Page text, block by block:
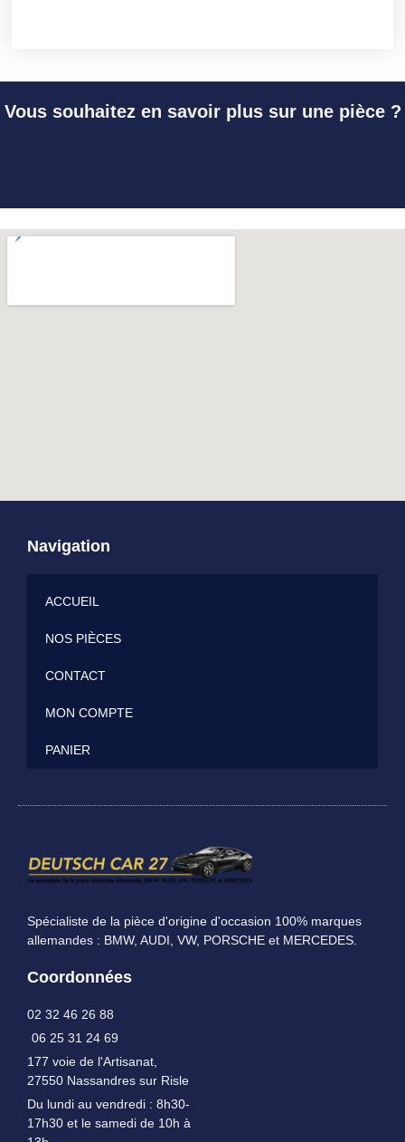
Vous souhaitez en savoir plus sur une pièce ?
Navigation
ACCUEIL
NOS PIÈCES
CONTACT
MON COMPTE
PANIER
Spécialiste de la pièce d'origine d'occasion 100% marques
allemandes : BMW, AUDI, VW, PORSCHE et MERCEDES.
Coordonnées
02 32 46 26 88
06 25 31 24 69
177 voie de l'Artisanat,
27550 Nassandres sur Risle
Du lundi au vendredi : 8h30-
17h30 et le samedi de 10h à